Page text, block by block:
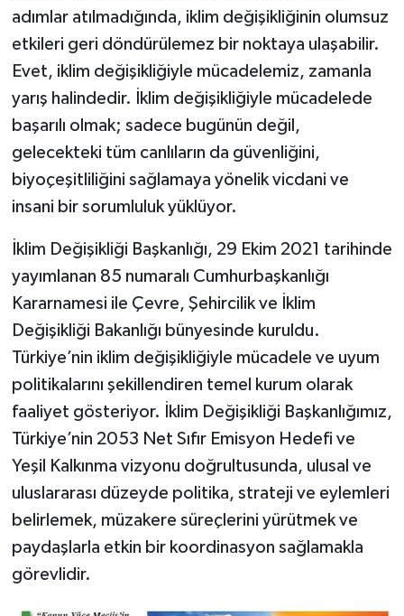
adımlar atılmadığında, iklim değişikliğinin olumsuz
etkileri geri döndürülemez bir noktaya ulaşabilir.
Evet, iklim değişikliğiyle mücadelemiz, zamanla
yarış halindedir. İklim değişikliğiyle mücadelede
başarılı olmak; sadece bugünün değil,
gelecekteki tüm canlıların da güvenliğini,
biyoçeşitliliğini sağlamaya yönelik vicdani ve
insani bir sorumluluk yüklüyor.
İklim Değişikliği Başkanlığı, 29 Ekim 2021 tarihinde
yayımlanan 85 numaralı Cumhurbaşkanlığı
Kararnamesi ile Çevre, Şehircilik ve İklim
Değişikliği Bakanlığı bünyesinde kuruldu.
Türkiye’nin iklim değişikliğiyle mücadele ve uyum
politikalarını şekillendiren temel kurum olarak
faaliyet gösteriyor. İklim Değişikliği Başkanlığımız,
Türkiye’nin 2053 Net Sıfır Emisyon Hedefi ve
Yeşil Kalkınma vizyonu doğrultusunda, ulusal ve
uluslararası düzeyde politika, strateji ve eylemleri
belirlemek, müzakere süreçlerini yürütmek ve
paydaşlarla etkin bir koordinasyon sağlamakla
görevlidir.